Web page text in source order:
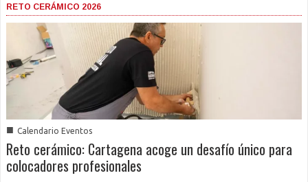
RETO CERÁMICO 2026
■ Calendario Eventos
Reto cerámico: Cartagena acoge un desafío único para
colocadores profesionales